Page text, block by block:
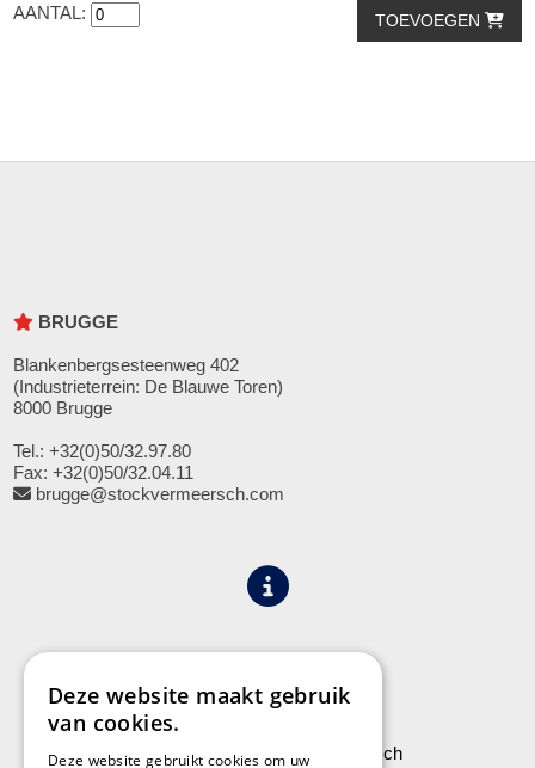
AANTAL: TOEVOEGEN
BRUGGE
Blankenbergsesteenweg 402
(Industrieterrein: De Blauwe Toren)
8000 Brugge
Tel.: +32(0)50/32.97.80
Fax: +32(0)50/32.04.11
brugge@stockvermeersch.com
Leveringen aan Stock Vermeersch
Deze website maakt gebruik
van cookies.
Deze website gebruikt cookies om uw